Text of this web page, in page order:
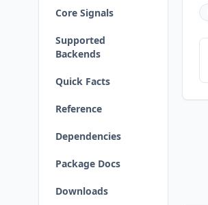
Core Signals
Supported
Backends
Quick Facts
Reference
Dependencies
Package Docs
Downloads